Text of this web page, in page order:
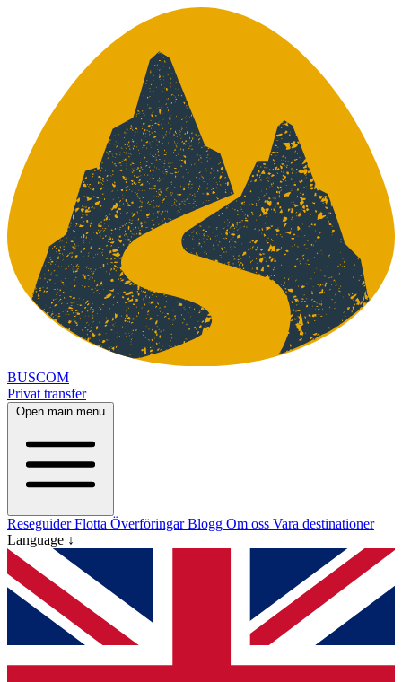
BUSCOM
Privat transfer
Open main menu
ReseguiderFlotta ÖverföringarBlogg Om oss Vara destinationer
Language ↓